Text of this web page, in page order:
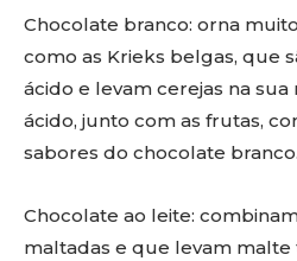
Chocolate branco: orna
como as Krieks belgas, que
ácido e levam cerejas na
ácido, junto com as frutas,
sabores do chocolate branco.
Chocolate ao leite:
maltadas e que levam